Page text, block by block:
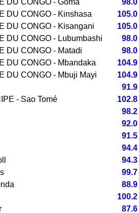
DU CONGO - Goma
98.0
DU CONGO - Kinshasa
105.0
DU CONGO - Kisangani
105.0
DU CONGO - Lubumbashi
98.0
DU CONGO - Matadi
98.0
DU CONGO - Mbandaka
104.9
DU CONGO - Mbuji Mayi
104.9
91.9
- Sao Tomé
102.8
98.2
92.0
91.5
94.4
94.3
99.7
88.9
100.2
87.6